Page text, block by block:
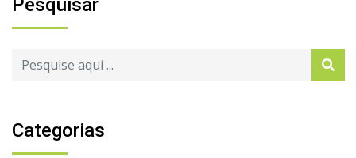
Pesquisar
Categorias